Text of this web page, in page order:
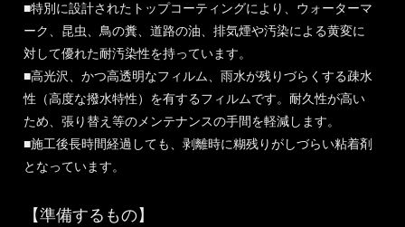
■特別に設計されたトップコーティングにより、ウォーターマ
ーク、昆虫、鳥の糞、道路の油、排気煙や汚染による黄変に
対して優れた耐汚染性を持っています。
■高光沢、かつ高透明なフィルム、雨水が残りづらくする疎水
性（高度な撥水特性）を有するフィルムです。耐久性が高い
ため、張り替え等のメンテナンスの手間を軽減します。
■施工後長時間経過しても、剥離時に糊残りがしづらい粘着剤
となっています。
【準備するもの】